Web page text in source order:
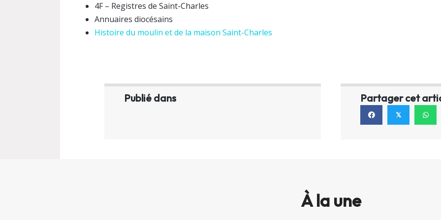
4F – Registres de Saint-Charles
Annuaires diocésains
Histoire du moulin et de la maison Saint-Charles
Publié dans Partager cet
𝕏
À la une